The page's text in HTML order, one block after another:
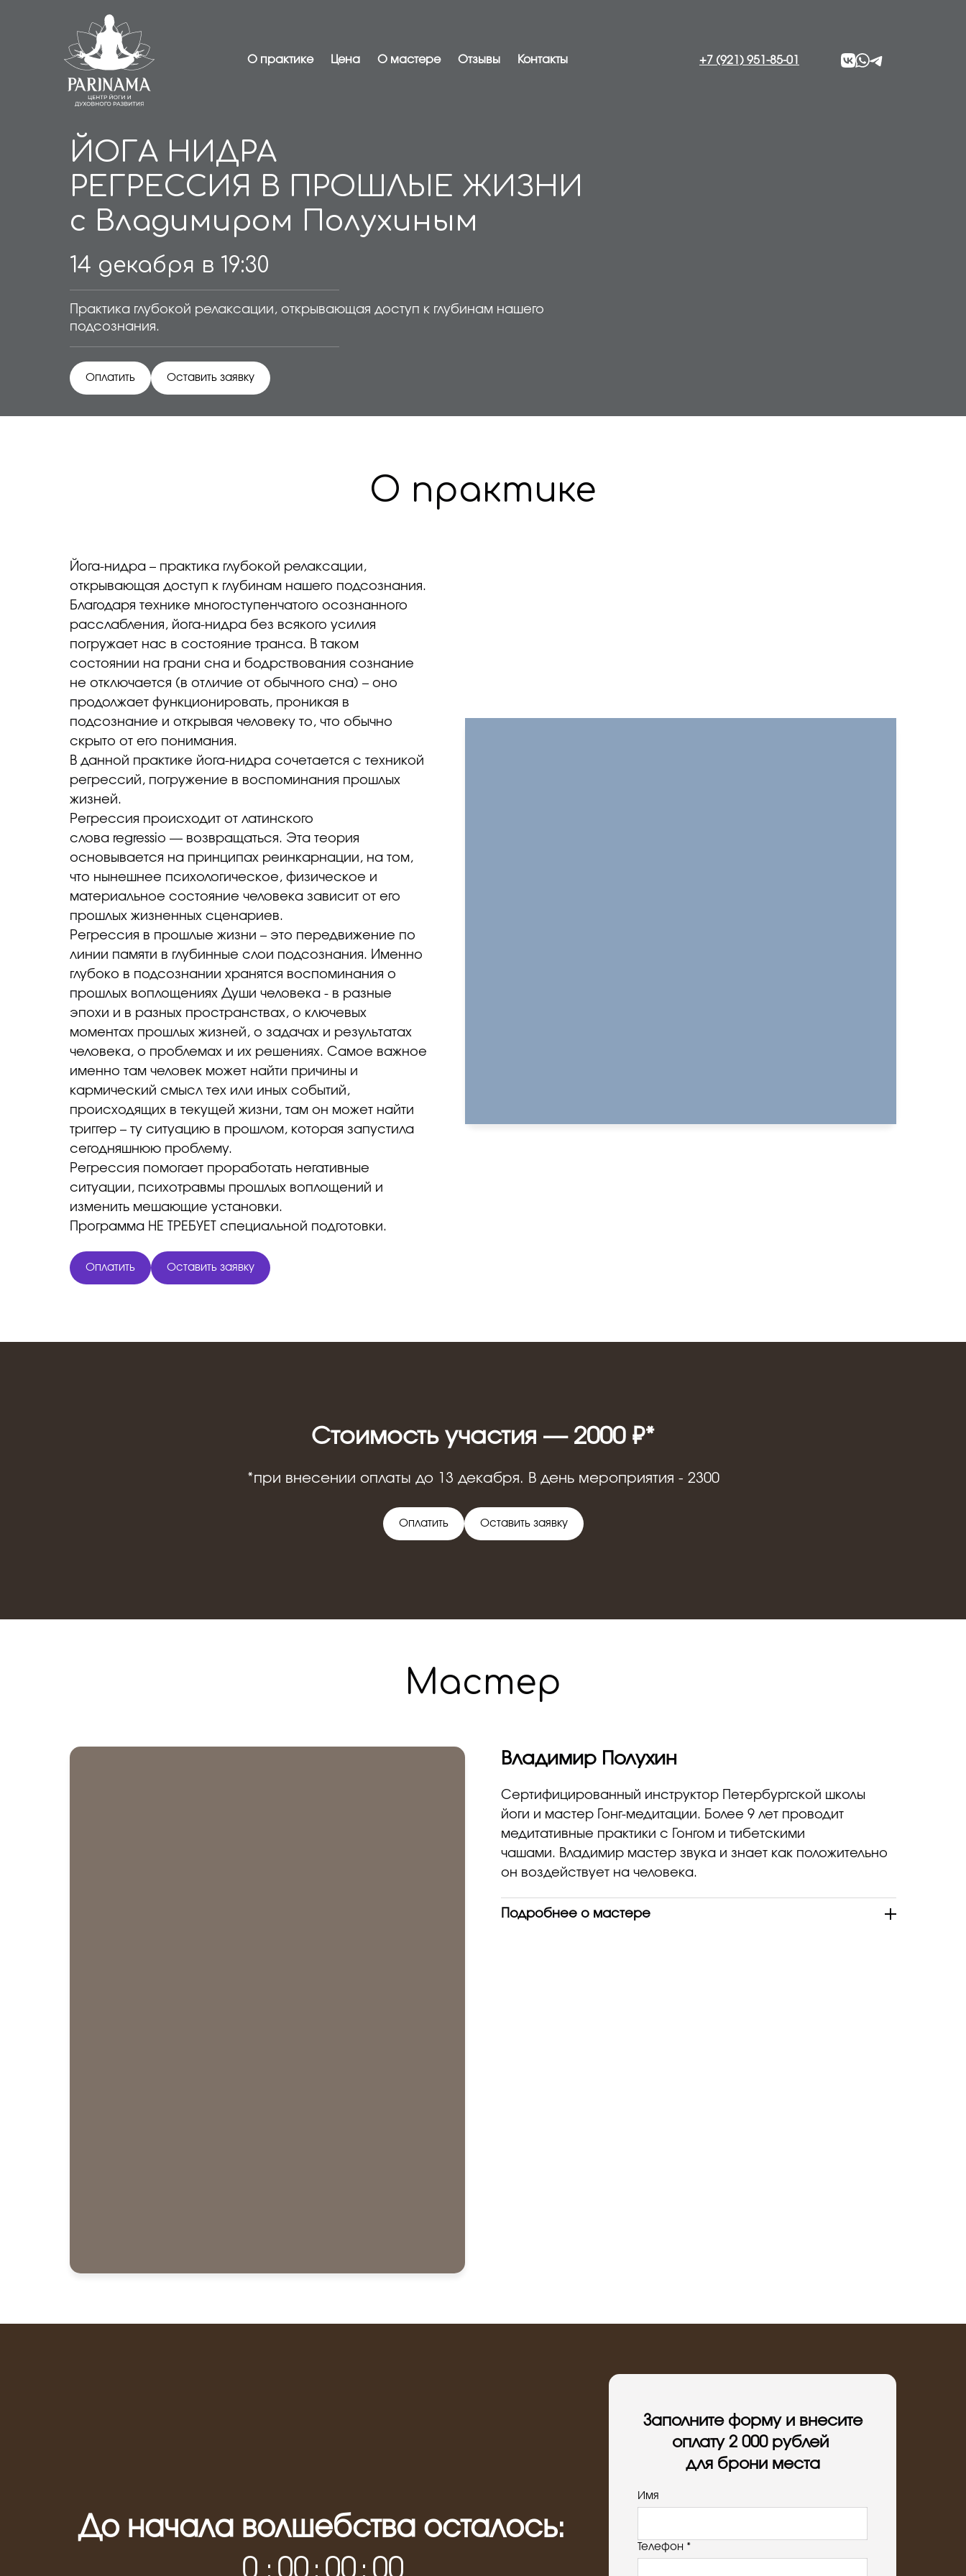
О практике Цена О мастере Отзывы Контакты +7 (921) 951-85-01
ЙОГА НИДРА
РЕГРЕССИЯ В ПРОШЛЫЕ ЖИЗНИ
с Владимиром Полухиным
14 декабря в 19:30
Практика глубокой релаксации, открывающая доступ к глубинам нашего
подсознания.
Оплатить Оставить заявку
О практике
Йога-нидра – практика глубокой релаксации,
открывающая доступ к глубинам нашего подсознания.
Благодаря технике многоступенчатого осознанного
расслабления, йога-нидра без всякого усилия
погружает нас в состояние транса. В таком
состоянии на грани сна и бодрствования сознание
не отключается (в отличие от обычного сна) – оно
продолжает функционировать, проникая в
подсознание и открывая человеку то, что обычно
скрыто от его понимания.
В данной практике йога-нидра сочетается с техникой
регрессий, погружение в воспоминания прошлых
жизней.
Регрессия происходит от латинского
слова regressio — возвращаться. Эта теория
основывается на принципах реинкарнации, на том,
что нынешнее психологическое, физическое и
материальное состояние человека зависит от его
прошлых жизненных сценариев.
Регрессия в прошлые жизни – это передвижение по
линии памяти в глубинные слои подсознания. Именно
глубоко в подсознании хранятся воспоминания о
прошлых воплощениях Души человека - в разные
эпохи и в разных пространствах, о ключевых
моментах прошлых жизней, о задачах и результатах
человека, о проблемах и их решениях. Самое важное
именно там человек может найти причины и
кармический смысл тех или иных событий,
происходящих в текущей жизни, там он может найти
триггер – ту ситуацию в прошлом, которая запустила
сегодняшнюю проблему.
Регрессия помогает проработать негативные
ситуации, психотравмы прошлых воплощений и
изменить мешающие установки.
Программа НЕ ТРЕБУЕТ специальной подготовки.
Оплатить Оставить заявку
Стоимость участия — 2000 ₽*
*при внесении оплаты до 13 декабря. В день мероприятия - 2300
Оплатить Оставить заявку
Мастер
Владимир Полухин
Сертифицированный инструктор Петербургской школы
йоги и мастер Гонг-медитации. Более 9 лет проводит
медитативные практики с Гонгом и тибетскими
чашами. Владимир мастер звука и знает как положительно
он воздействует на человека.
Подробнее о мастере
«Кундалини-йога», Карта Сингх.
«Квантовое исцеление», Марко Кёгель.
Получил инициацию мастера рейки у Аджи Кумара (Индия).
До начала волшебства осталось:
0 : 00 : 00 : 00
Заполните форму и внесите
оплату 2 000 рублей
для брони места
Имя
Телефон *